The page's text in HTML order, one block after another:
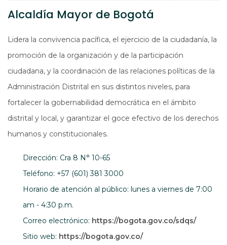
Alcaldía Mayor de Bogotá
Lidera la convivencia pacífica, el ejercicio de la ciudadanía, la
promoción de la organización y de la participación
ciudadana, y la coordinación de las relaciones políticas de la
Administración Distrital en sus distintos niveles, para
fortalecer la gobernabilidad democrática en el ámbito
distrital y local, y garantizar el goce efectivo de los derechos
humanos y constitucionales.
Dirección: Cra 8 N° 10-65
Teléfono: +57 (601) 381 3000
Horario de atención al público: lunes a viernes de 7:00
am - 4:30 p.m.
Correo electrónico: https://bogota.gov.co/sdqs/
Sitio web: https://bogota.gov.co/Abre en una nueva